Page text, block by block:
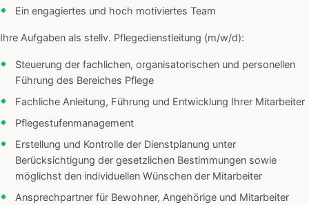
Ein engagiertes und hoch motiviertes Team
Ihre Aufgaben als stellv. Pflegedienstleitung (m/w/d):
Steuerung der fachlichen, organisatorischen und personellen
Führung des Bereiches Pflege
Fachliche Anleitung, Führung und Entwicklung Ihrer Mitarbeiter
Pflegestufenmanagement
Erstellung und Kontrolle der Dienstplanung unter
Berücksichtigung der gesetzlichen Bestimmungen sowie
möglichst den individuellen Wünschen der Mitarbeiter
Ansprechpartner für Bewohner, Angehörige und Mitarbeiter